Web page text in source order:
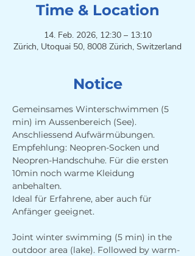
Time & Location
14. Feb. 2026, 12:30 – 13:10
Zürich, Utoquai 50, 8008 Zürich, Switzerland
Notice
Gemeinsames Winterschwimmen (5
min) im Aussenbereich (See).
Anschliessend Aufwärmübungen.
Empfehlung: Neopren-Socken und
Neopren-Handschuhe. Für die ersten
10min noch warme Kleidung
anbehalten.
Ideal für Erfahrene, aber auch für
Anfänger geeignet.
Joint winter swimming (5 min) in the
outdoor area (lake). Followed by warm-